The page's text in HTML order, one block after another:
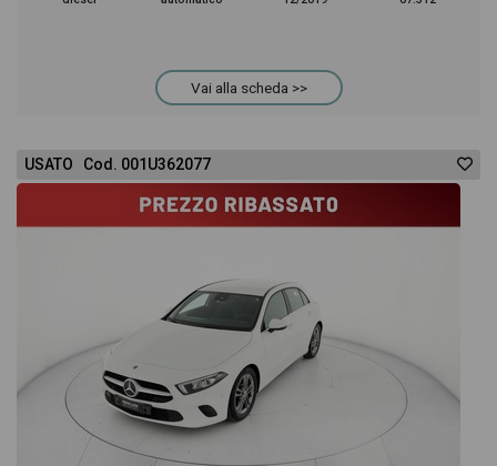
offerta e rata consigliata per l'acquisto del veicolo.
Vai alla scheda >>
USATO Cod. 001U362077